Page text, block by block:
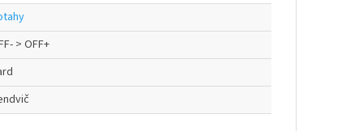
> OFF+